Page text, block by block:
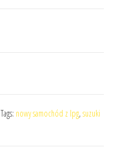
Tags: nowy samochód z lpg, suzuki